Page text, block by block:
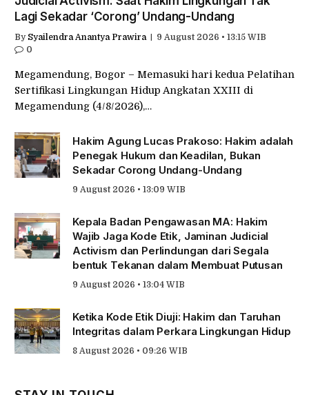
Judicial Activism: Saat Hakim Lingkungan Tak
Lagi Sekadar ‘Corong’ Undang-Undang
By Syailendra Anantya Prawira
0
Megamendung, Bogor – Memasuki hari kedua Pelatihan
Sertifikasi Lingkungan Hidup Angkatan XXIII di
Hakim Agung Lucas Prakoso: Hakim adalah
Penegak Hukum dan Keadilan, Bukan
Sekadar Corong Undang-Undang
9 August 2026 • 13:09 WIB
Kepala Badan Pengawasan MA: Hakim
Wajib Jaga Kode Etik, Jaminan Judicial
Activism dan Perlindungan dari Segala